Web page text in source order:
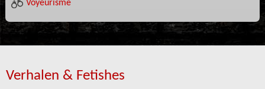
Voyeurisme
Verhalen & Fetishes